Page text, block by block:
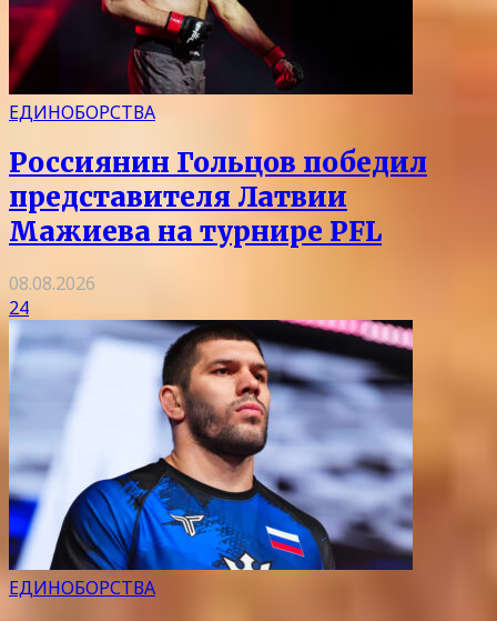
ЕДИНОБОРСТВА
Россиянин Гольцов победил
представителя Латвии
Мажиева на турнире PFL
08.08.2026
24
ЕДИНОБОРСТВА